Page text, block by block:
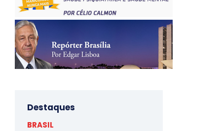
Destaques
BRASIL